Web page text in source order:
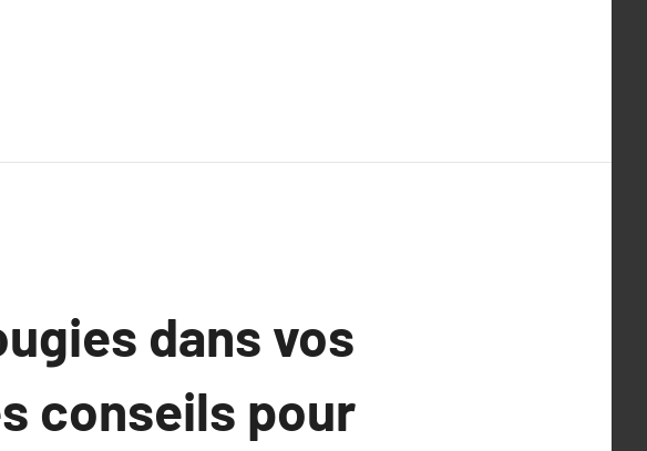
dans vos
conseils pour